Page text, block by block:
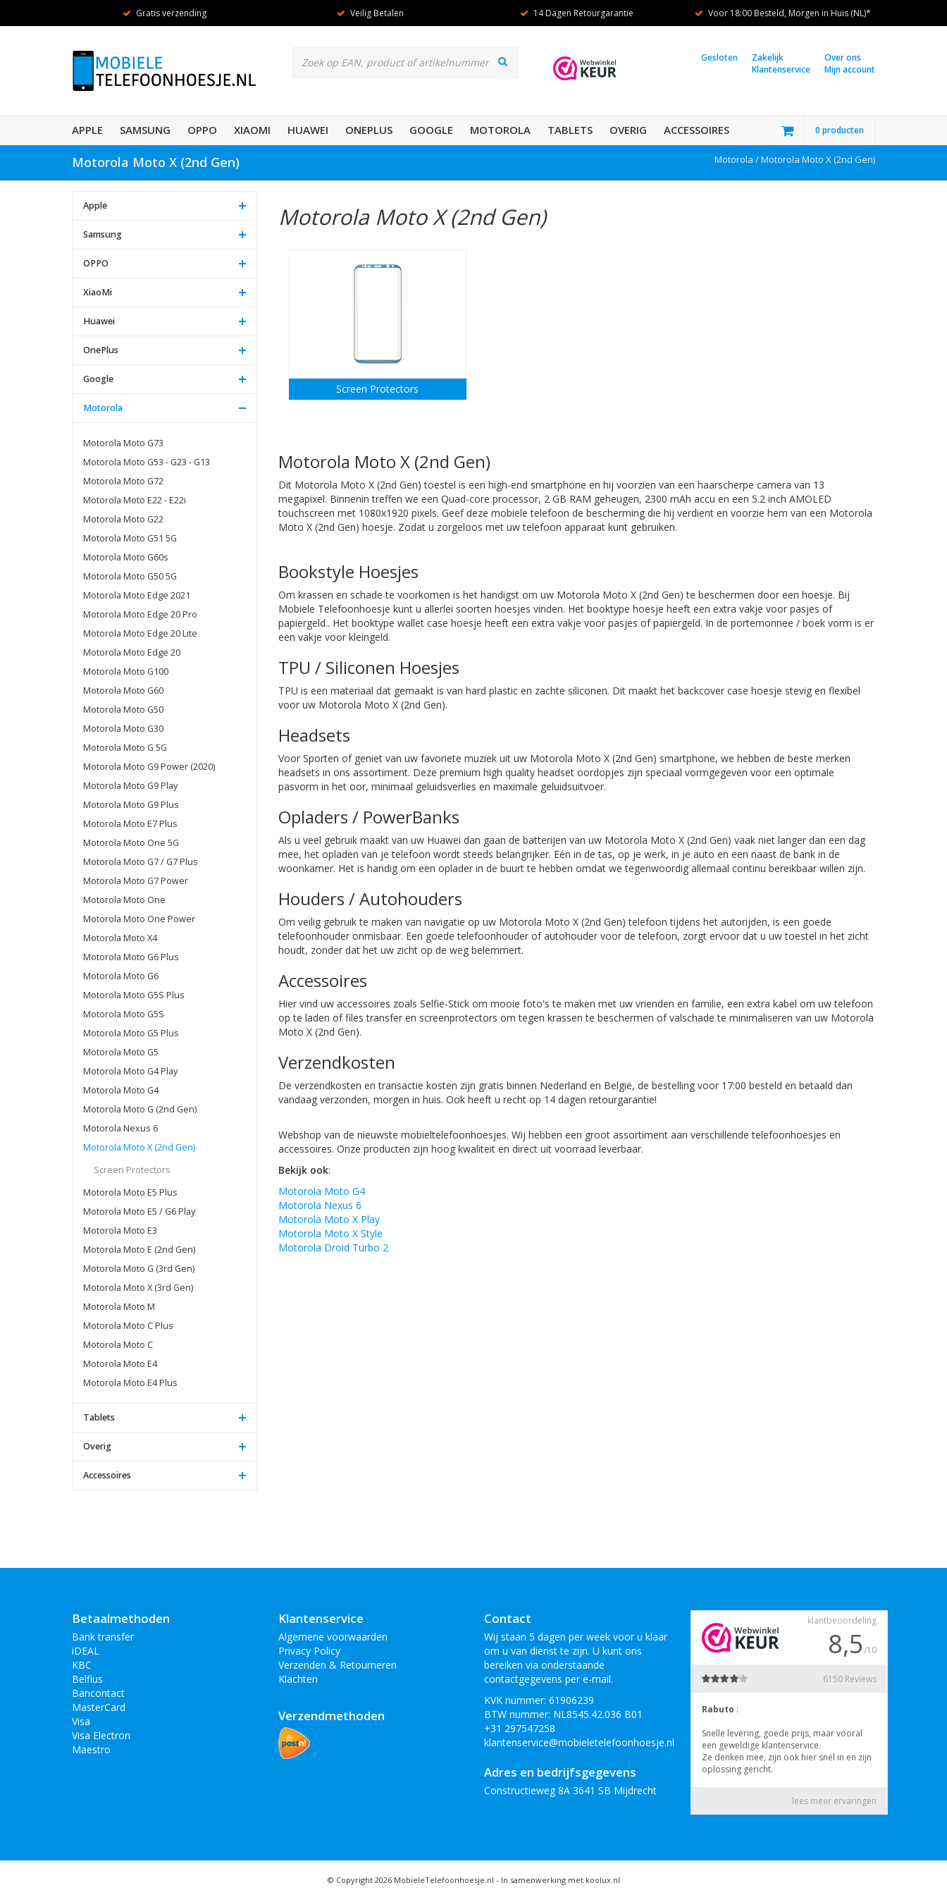
Gratis verzending Veilig Betalen 14 Dagen Retourgarantie Voor 18:00 Besteld, Morgen in Huis (NL)*
Over ons
Mijn account
Zakelijk
Klantenservice
Gesloten
APPLE SAMSUNG OPPO XIAOMI HUAWEI ONEPLUS GOOGLE MOTOROLA TABLETS OVERIG ACCESSOIRES 0 producten
Motorola Moto X (2nd Gen) Motorola /Motorola Moto X (2nd Gen)
Apple
Samsung
OPPO
XiaoMi
Huawei
OnePlus
Google
Motorola
Motorola Moto G73
Motorola Moto G53 - G23 - G13
Motorola Moto G72
Motorola Moto E22 - E22i
Motorola Moto G22
Motorola Moto G51 5G
Motorola Moto G60s
Motorola Moto G50 5G
Motorola Moto Edge 2021
Motorola Moto Edge 20 Pro
Motorola Moto Edge 20 Lite
Motorola Moto Edge 20
Motorola Moto G100
Motorola Moto G60
Motorola Moto G50
Motorola Moto G30
Motorola Moto G 5G
Motorola Moto G9 Power (2020)
Motorola Moto G9 Play
Motorola Moto G9 Plus
Motorola Moto E7 Plus
Motorola Moto One 5G
Motorola Moto G7 / G7 Plus
Motorola Moto G7 Power
Motorola Moto One
Motorola Moto One Power
Motorola Moto X4
Motorola Moto G6 Plus
Motorola Moto G6
Motorola Moto G5S Plus
Motorola Moto G5S
Motorola Moto G5 Plus
Motorola Moto G5
Motorola Moto G4 Play
Motorola Moto G4
Motorola Moto G (2nd Gen)
Motorola Nexus 6
Motorola Moto X (2nd Gen)
Screen Protectors
Motorola Moto E5 Plus
Motorola Moto E5 / G6 Play
Motorola Moto E3
Motorola Moto E (2nd Gen)
Motorola Moto G (3rd Gen)
Motorola Moto X (3rd Gen)
Motorola Moto M
Motorola Moto C Plus
Motorola Moto C
Motorola Moto E4
Motorola Moto E4 Plus
Tablets
Overig
Accessoires
Motorola Moto X (2nd Gen)
Screen Protectors
Motorola Moto X (2nd Gen)
Dit Motorola Moto X (2nd Gen) toestel is een high-end smartphone en hij voorzien van een haarscherpe camera van 13
megapixel. Binnenin treffen we een Quad-core processor, 2 GB RAM geheugen, 2300 mAh accu en een 5.2 inch AMOLED
touchscreen met 1080x1920 pixels. Geef deze mobiele telefoon de bescherming die hij verdient en voorzie hem van een Motorola
Moto X (2nd Gen) hoesje. Zodat u zorgeloos met uw telefoon apparaat kunt gebruiken.
Bookstyle Hoesjes
Om krassen en schade te voorkomen is het handigst om uw Motorola Moto X (2nd Gen) te beschermen door een hoesje. Bij
Mobiele Telefoonhoesje kunt u allerlei soorten hoesjes vinden. Het booktype hoesje heeft een extra vakje voor pasjes of
papiergeld.. Het booktype wallet case hoesje heeft een extra vakje voor pasjes of papiergeld. In de portemonnee / boek vorm is er
een vakje voor kleingeld.
TPU / Siliconen Hoesjes
TPU is een materiaal dat gemaakt is van hard plastic en zachte siliconen. Dit maakt het backcover case hoesje stevig en flexibel
voor uw Motorola Moto X (2nd Gen).
Headsets
Voor Sporten of geniet van uw favoriete muziek uit uw Motorola Moto X (2nd Gen) smartphone, we hebben de beste merken
headsets in ons assortiment. Deze premium high quality headset oordopjes zijn speciaal vormgegeven voor een optimale
pasvorm in het oor, minimaal geluidsverlies en maximale geluidsuitvoer.
Opladers / PowerBanks
Als u veel gebruik maakt van uw Huawei dan gaan de batterijen van uw Motorola Moto X (2nd Gen) vaak niet langer dan een dag
mee, het opladen van je telefoon wordt steeds belangrijker. Eén in de tas, op je werk, in je auto en een naast de bank in de
woonkamer. Het is handig om een oplader in de buurt te hebben omdat we tegenwoordig allemaal continu bereikbaar willen zijn.
Houders / Autohouders
Om veilig gebruik te maken van navigatie op uw Motorola Moto X (2nd Gen) telefoon tijdens het autorijden, is een goede
telefoonhouder onmisbaar. Een goede telefoonhouder of autohouder voor de telefoon, zorgt ervoor dat u uw toestel in het zicht
houdt, zonder dat het uw zicht op de weg belemmert.
Accessoires
Hier vind uw accessoires zoals Selfie-Stick om mooie foto's te maken met uw vrienden en familie, een extra kabel om uw telefoon
op te laden of files transfer en screenprotectors om tegen krassen te beschermen of valschade te minimaliseren van uw Motorola
Moto X (2nd Gen).
Verzendkosten
De verzendkosten en transactie kosten zijn gratis binnen Nederland en België, de bestelling voor 17:00 besteld en betaald dan
vandaag verzonden, morgen in huis. Ook heeft u recht op 14 dagen retourgarantie!
Webshop van de nieuwste mobieltelefoonhoesjes. Wij hebben een groot assortiment aan verschillende telefoonhoesjes en
accessoires. Onze producten zijn hoog kwaliteit en direct uit voorraad leverbaar.
Bekijk ook:
Motorola Moto G4
Motorola Nexus 6
Motorola Moto X Play
Motorola Moto X Style
Motorola Droid Turbo 2
Betaalmethoden
Bank transfer
iDEAL
KBC
Belfius
Bancontact
MasterCard
Visa
Visa Electron
Maestro
Klantenservice
Algemene voorwaarden
Privacy Policy
Verzenden & Retourneren
Klachten
Verzendmethoden
Contact
Wij staan 5 dagen per week voor u klaar
om u van dienst te zijn. U kunt ons
bereiken via onderstaande
contactgegevens per e-mail.
KVK nummer: 61906239
BTW nummer: NL8545.42.036 B01
+31 297547258
klantenservice@mobieletelefoonhoesje.nl
Adres en bedrijfsgegevens
Constructieweg 8A 3641 SB Mijdrecht
© Copyright 2026 MobieleTelefoonhoesje.nl - In samenwerking met koolux.nl